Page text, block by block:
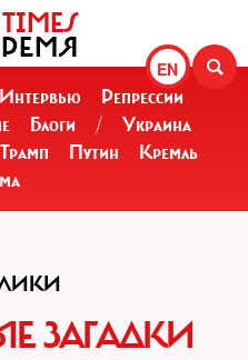
EN
Интервью
Репрессии
Блоги /
Украина
Трамп Путин
Кремль
ЗАГАДКИ